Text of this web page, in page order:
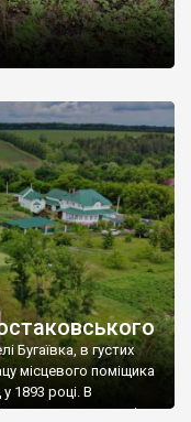
Бугаївка, в густих
місцевого поміщика
1893 році. В
школа, потім